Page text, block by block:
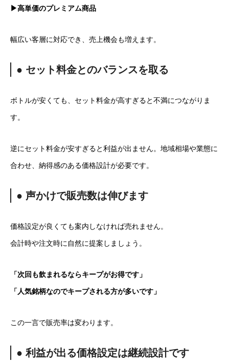
▶高単価のプレミアム商品
幅広い客層に対応でき、売上機会も増えます。
● セット料金とのバランスを取る
ボトルが安くても、セット料金が高すぎると不満につながりま
す。
逆にセット料金が安すぎると利益が出ません。地域相場や業態に
合わせ、納得感のある価格設計が必要です。
● 声かけで販売数は伸びます
価格設定が良くても案内しなければ売れません。
会計時や注文時に自然に提案しましょう。
「次回も飲まれるならキープがお得です」
「人気銘柄なのでキープされる方が多いです」
この一言で販売率は変わります。
● 利益が出る価格設定は継続設計です